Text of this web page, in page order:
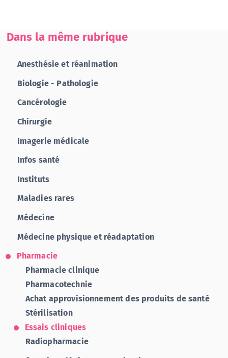
Dans la même rubrique
Anesthésie et réanimation
Biologie - Pathologie
Cancérologie
Chirurgie
Imagerie médicale
Infos santé
Instituts
Maladies rares
Médecine
Médecine physique et réadaptation
Pharmacie
Pharmacie clinique
Pharmacotechnie
Achat approvisionnement des produits de santé
Stérilisation
Essais cliniques
Radiopharmacie